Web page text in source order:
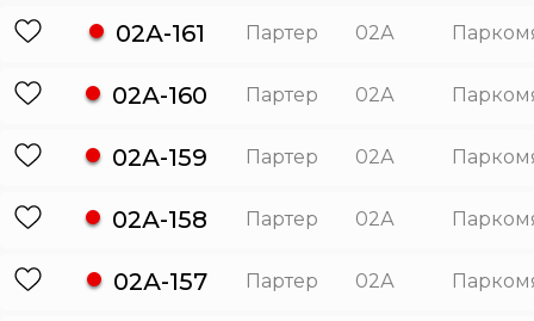
02А-161 Партер 02А
02А-160 Партер 02А
02А-159 Партер 02А
02А-158 Партер 02А
02А-157 Партер 02А